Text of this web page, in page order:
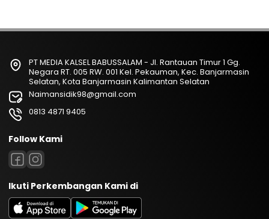
PT MEDIA KALSEL BABUSSALAM - Jl. Rantauan Timur 1 Gg.
Negara RT. 005 RW. 001 Kel. Pekauman, Kec. Banjarmasin
Selatan, Kota Banjarmasin Kalimantan Selatan
Naimansidik98@gmail.com
0813 4871 9405
Follow Kami
Ikuti Perkembangan Kami di